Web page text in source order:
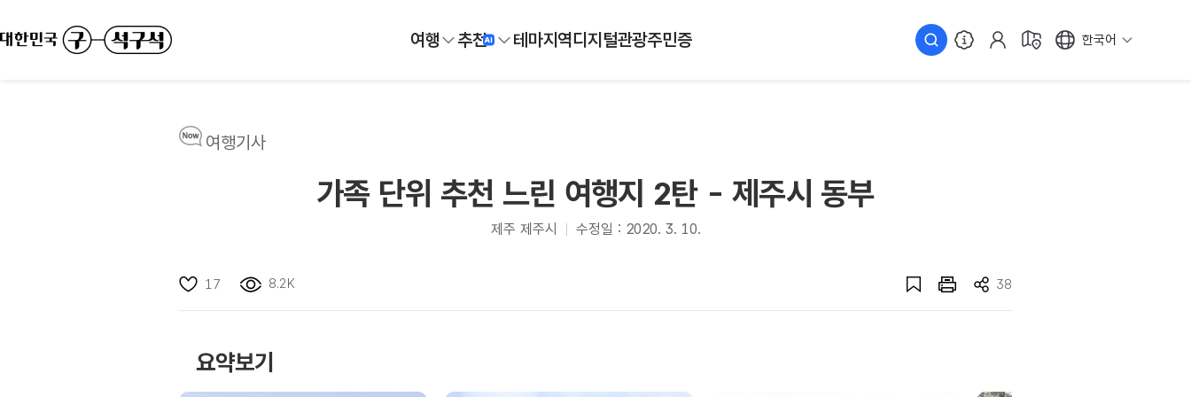
여행 추천 테마지역디지털관광주민증 한국어
여행기사
가족 단위 추천 느린 여행지 2탄 - 제주시 동부
제주 제주시 수정일 : 2020. 3. 10.
17 8.2K 38
요약보기